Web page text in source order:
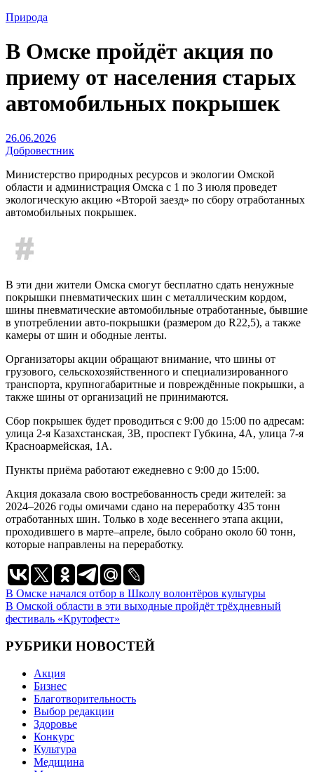
Природа
В Омске пройдёт акция по
приему от населения старых
автомобильных покрышек
26.06.2026
Добровестник
Министерство природных ресурсов и экологии Омской
области и администрация Омска с 1 по 3 июля проведет
экологическую акцию «Второй заезд» по сбору отработанных
автомобильных покрышек.
В эти дни жители Омска смогут бесплатно сдать ненужные
покрышки пневматических шин с металлическим кордом,
шины пневматические автомобильные отработанные, бывшие
в употреблении авто-покрышки (размером до R22,5), а также
камеры от шин и ободные ленты.
Организаторы акции обращают внимание, что шины от
грузового, сельскохозяйственного и специализированного
транспорта, крупногабаритные и повреждённые покрышки, а
также шины от организаций не принимаются.
Сбор покрышек будет проводиться с 9:00 до 15:00 по адресам:
улица 2-я Казахстанская, 3В, проспект Губкина, 4А, улица 7-я
Красноармейская, 1А.
Пункты приёма работают ежедневно с 9:00 до 15:00.
Акция доказала свою востребованность среди жителей: за
2024–2026 годы омичами сдано на переработку 435 тонн
отработанных шин. Только в ходе весеннего этапа акции,
проходившего в марте–апреле, было собрано около 60 тонн,
которые направлены на переработку.
Навигация
по
В Омске начался отбор в Школу волонтёров культуры
В Омской области в эти выходные пройдёт трёхдневный
фестиваль «Крутофест»
РУБРИКИ НОВОСТЕЙ
Акция
Бизнес
Благотворительность
Выбор редакции
Здоровье
Конкурс
Культура
Медицина